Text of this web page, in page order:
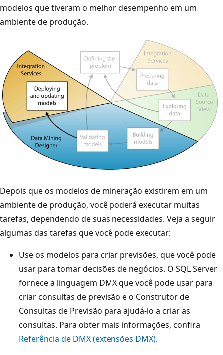
modelos que tiveram o melhor desempenho em um
ambiente de produção.
Depois que os modelos de mineração existirem em um
ambiente de produção, você poderá executar muitas
tarefas, dependendo de suas necessidades. Veja a seguir
algumas das tarefas que você pode executar:
Use os modelos para criar previsões, que você pode
usar para tomar decisões de negócios. O SQL Server
fornece a linguagem DMX que você pode usar para
criar consultas de previsão e o Construtor de
Consultas de Previsão para ajudá-lo a criar as
consultas. Para obter mais informações, confira
Referência de DMX (extensões DMX).